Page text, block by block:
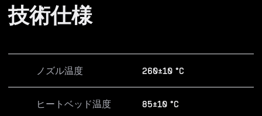
技術仕様
ノズル温度 260±10 °C
ヒートベッド温度 85±10 °C